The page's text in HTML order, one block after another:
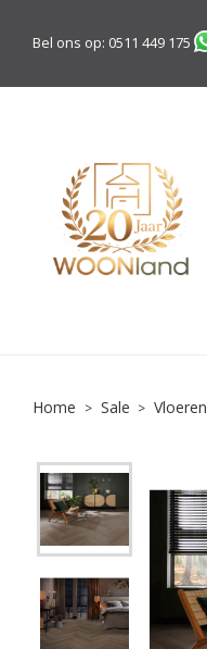
Bel ons op: 0511 449 175
Home Sale Vloeren